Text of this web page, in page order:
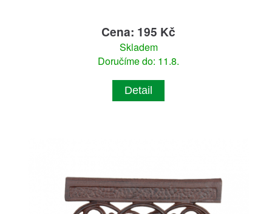
Cena: 195 Kč
Skladem
Doručíme do: 11.8.
Detail